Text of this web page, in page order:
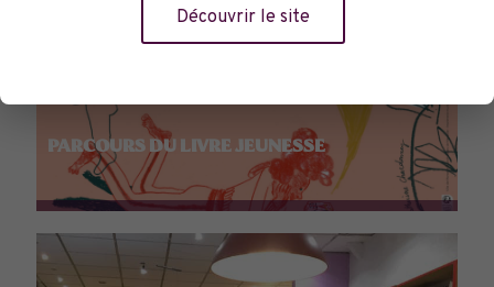
PARCOURS DU LIVRE JEUNESSE
Découvrir le site